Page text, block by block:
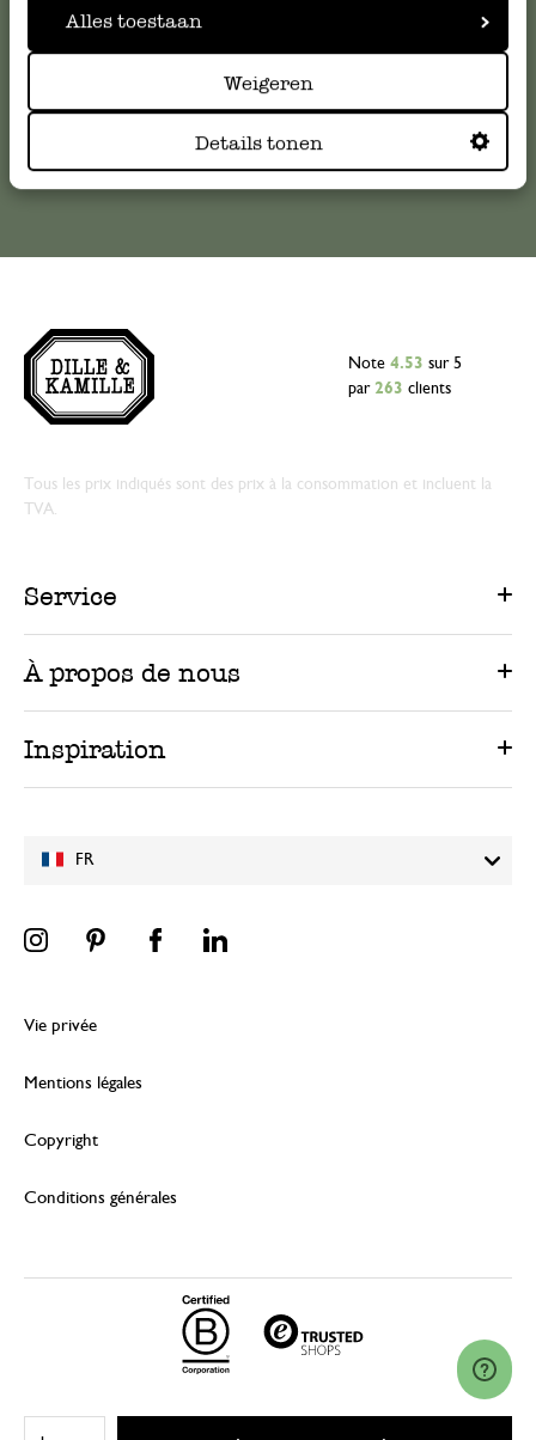
Alles toestaan
Weigeren
Details tonen
serviceclientele@dille-kamille.com
FR
Note 4.53 sur 5
par 263 clients
Tous les prix indiqués sont des prix à la consommation et incluent la
TVA.
Service
À propos de nous
Inspiration
Vie privée
Mentions légales
Copyright
Conditions générales
© 2026 Dille & Kamille (Nederland) B.V.